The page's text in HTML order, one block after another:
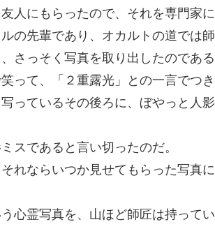
人にもらったので、それを専門家
の先輩であり、オカルトの道では
さっそく写真を取り出したのである
って、「２重露光」との一言でつき
っているその後ろに、ぼやっと人
スであると言い切ったのだ。
れならいつか見せてもらった写真
心霊写真を、山ほど師匠は持ってい